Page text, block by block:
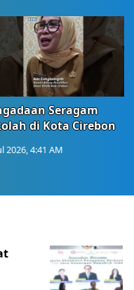
Seragam
di Kota Cirebon
2026, 4:41 AM